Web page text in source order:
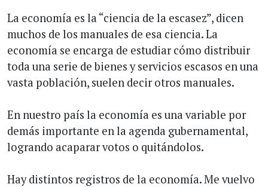
La economía es la “ciencia de la escasez”, dicen
muchos de los manuales de esa ciencia. La
economía se encarga de estudiar cómo distribuir
toda una serie de bienes y servicios escasos en una
vasta población, suelen decir otros manuales.
En nuestro país la economía es una variable por
demás importante en la agenda gubernamental,
logrando acaparar votos o quitándolos.
Hay distintos registros de la economía. Me vuelvo